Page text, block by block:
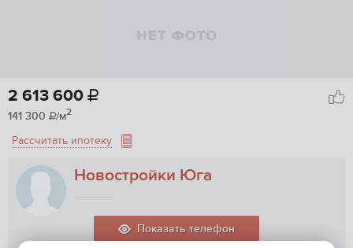
2 613 600 
141 300 /м2
Рассчитать ипотеку
Новостройки Юга
Показать телефон